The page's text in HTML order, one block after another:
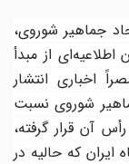
جماهیر شوروی،
از مبدأ
اخباری انتشار
شوروی نسبت
آن قرار گرفته،
که حالیه در